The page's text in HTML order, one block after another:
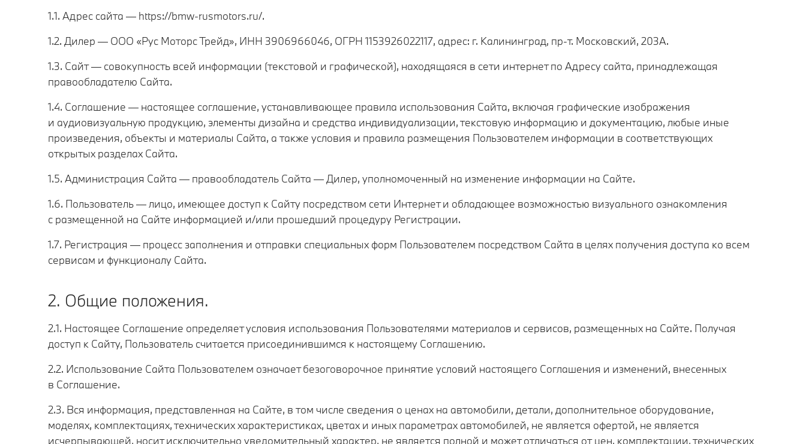
1.1. Адрес сайта — https://bmw-rusmotors.ru/.
1.2. Дилер — ООО «Рус Моторс Трейд», ИНН 3906966046, ОГРН 1153926022117, адрес: г. Калининград, пр-т. Московский, 203А.
1.3. Сайт — совокупность всей информации (текстовой и графической), находящаяся в сети интернет по Адресу сайта, принадлежащая
правообладателю Сайта.
1.4. Соглашение — настоящее соглашение, устанавливающее правила использования Сайта, включая графические изображения
и аудиовизуальную продукцию, элементы дизайна и средства индивидуализации, текстовую информацию и документацию, любые иные
произведения, объекты и материалы Сайта, а также условия и правила размещения Пользователем информации в соответствующих
открытых разделах Сайта.
1.5. Администрация Сайта — правообладатель Сайта — Дилер, уполномоченный на изменение информации на Сайте.
1.6. Пользователь — лицо, имеющее доступ к Сайту посредством сети Интернет и обладающее возможностью визуального ознакомления
с размещенной на Сайте информацией и/или прошедший процедуру Регистрации.
1.7. Регистрация — процесс заполнения и отправки специальных форм Пользователем посредством Сайта в целях получения доступа ко всем
сервисам и функционалу Сайта.
2. Общие положения.
2.1. Настоящее Соглашение определяет условия использования Пользователями материалов и сервисов, размещенных на Сайте. Получая
доступ к Сайту, Пользователь считается присоединившимся к настоящему Соглашению.
2.2. Использование Сайта Пользователем означает безоговорочное принятие условий настоящего Соглашения и изменений, внесенных
в Соглашение.
2.3. Вся информация, представленная на Сайте, в том числе сведения о ценах на автомобили, детали, дополнительное оборудование,
моделях, комплектациях, технических характеристиках, цветах и иных параметрах автомобилей, не является офертой, не является
исчерпывающей, носит исключительно уведомительный характер, не является полной и может отличаться от цен, комплектации, технических